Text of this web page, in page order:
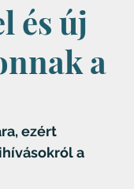
és új
a
ezért
a